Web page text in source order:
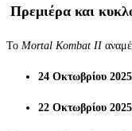
Πρεμιέρα και
Το Mortal Kombat II
24 Οκτωβρίου 2025
22 Οκτωβρίου 2025